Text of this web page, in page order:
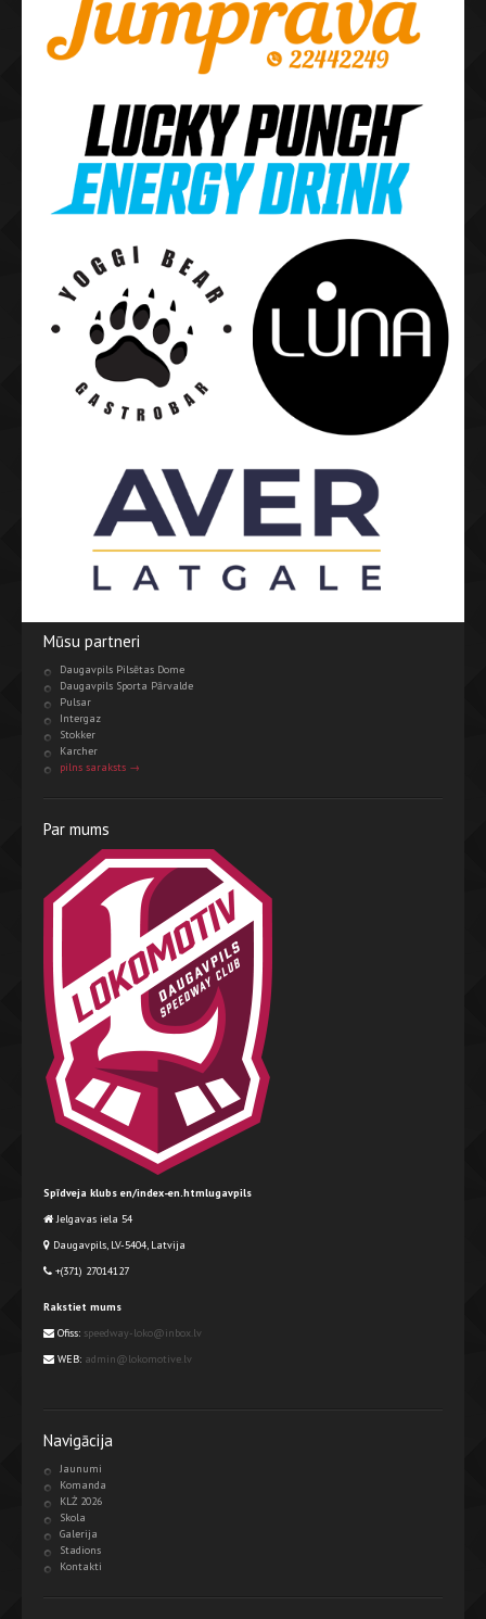
Mūsu partneri
Daugavpils Pilsētas Dome
Daugavpils Sporta Pārvalde
Pulsar
Intergaz
Stokker
Karcher
pilns saraksts →
Par mums
Spīdveja klubs en/index-en.htmlugavpils
Jelgavas iela 54
Daugavpils, LV-5404, Latvija
+(371) 27014127
Rakstiet mums
Ofiss: speedway-loko@inbox.lv
WEB: admin@lokomotive.lv
Navigācija
Jaunumi
Komanda
KLŻ 2026
Skola
Galerija
Stadions
Kontakti